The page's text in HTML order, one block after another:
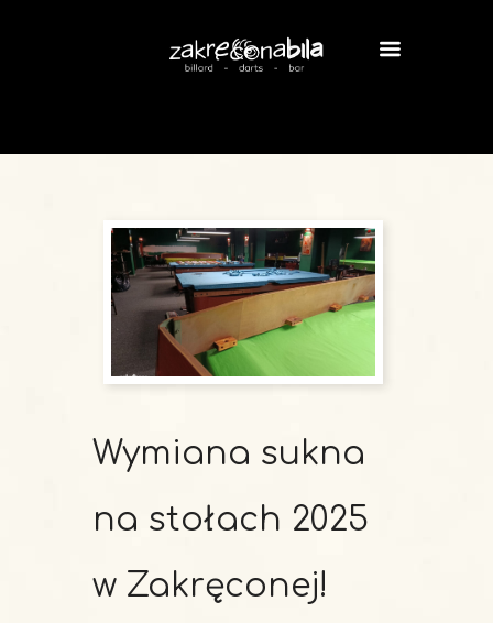
Wymiana sukna
na stołach 2025
w Zakręconej!